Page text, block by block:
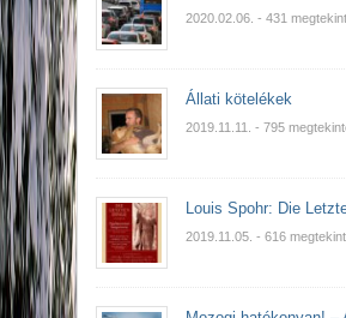
2020.02.06. - 431
Állati kötelékek
2019.11.11. - 795
Louis Spohr: Die
2019.11.05. - 616